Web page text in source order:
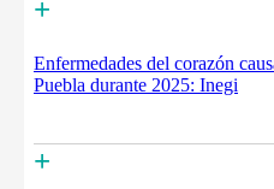
+
Enfermedades del corazón
Puebla durante 2025: Inegi
+